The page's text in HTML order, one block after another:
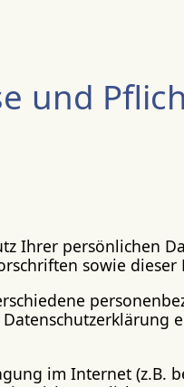
und
Ihrer persönlichen
sowie
im Internet (z.B.